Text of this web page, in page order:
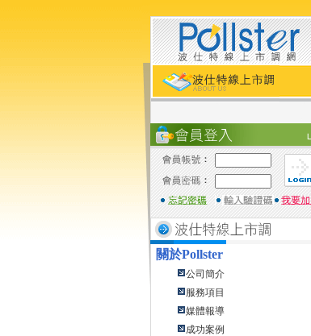
關於Pollster
公司簡介
服務項目
媒體報導
成功案例